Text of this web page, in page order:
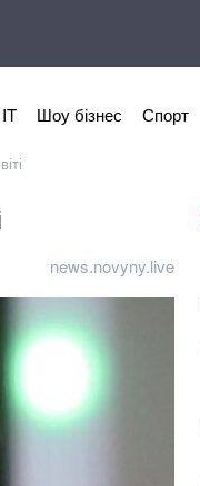
Шоу бізнес Спорт
news.novyny.live